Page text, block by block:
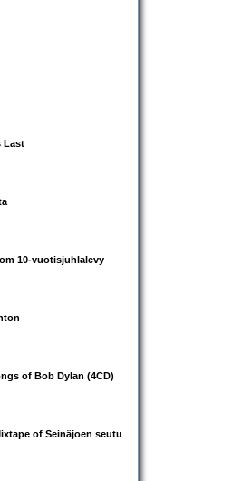
Last
10-vuotisjuhlalevy
of Bob Dylan (4CD)
of Seinäjoen seutu